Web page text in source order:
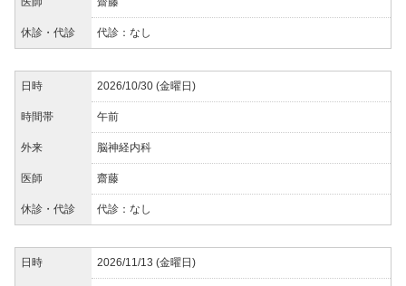
休診・代診 代診：なし
日時 2026/10/30 (金曜日)
時間帯 午前
外来 脳神経内科
医師 齋藤
休診・代診 代診：なし
日時 2026/11/13 (金曜日)